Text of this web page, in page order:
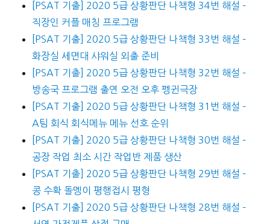
[PSAT 기출] 2020 5급 상황판단 나책형 34번 해설 –
직장인 커플 매칭 프로그램
[PSAT 기출] 2020 5급 상황판단 나책형 33번 해설 –
화장실 세면대 샤워실 외출 준비
[PSAT 기출] 2020 5급 상황판단 나책형 32번 해설 –
방송국 프로그램 출연 오전 오후 펭귄극장
[PSAT 기출] 2020 5급 상황판단 나책형 31번 해설 –
A팀 회식 회식메뉴 메뉴 선호 순위
[PSAT 기출] 2020 5급 상황판단 나책형 30번 해설 –
공장 작업 최소 시간 작업반 제품 생산
[PSAT 기출] 2020 5급 상황판단 나책형 29번 해설 –
콩 수확 돌멩이 평행접시 평형
[PSAT 기출] 2020 5급 상황판단 나책형 28번 해설 –